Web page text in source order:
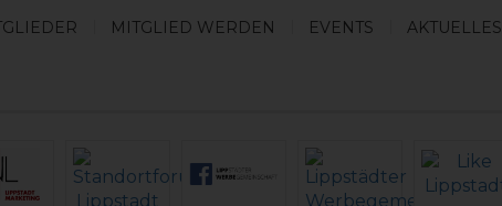
MITGLIED WERDEN EVENTS AKTUELLES